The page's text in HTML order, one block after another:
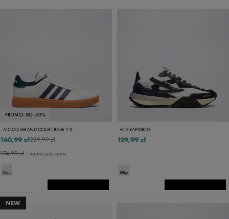
PROMO: DO -30%
ADIDAS GRAND COURT BASE 2.0
229,99 zł
160,99 zł
174,99 zł- najniższa cena
FILA RAPIDRIDE
129,99 zł
NEW